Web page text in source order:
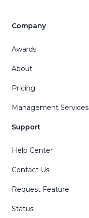
Company
Awards
About
Pricing
Management Services
Support
Help Center
Contact Us
Request Feature
Status